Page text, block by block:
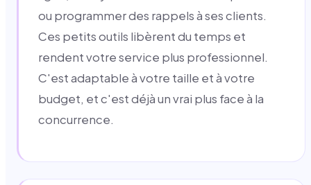
ou programmer des rappels à ses clients.
Ces petits outils libèrent du temps et
rendent votre service plus professionnel.
C'est adaptable à votre taille et à votre
budget, et c'est déjà un vrai plus face à la
concurrence.